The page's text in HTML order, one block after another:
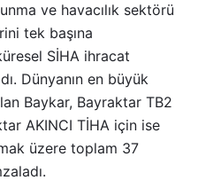
ve havacılık sektörü
tek başına
SİHA ihracat
Dünyanın en büyük
Baykar, Bayraktar TB2
AKINCI TİHA için ise
üzere toplam 37